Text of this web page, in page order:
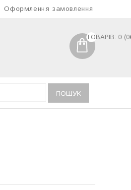
Оформлення замовлення
ТОВАРІВ: 0
ПОШУК